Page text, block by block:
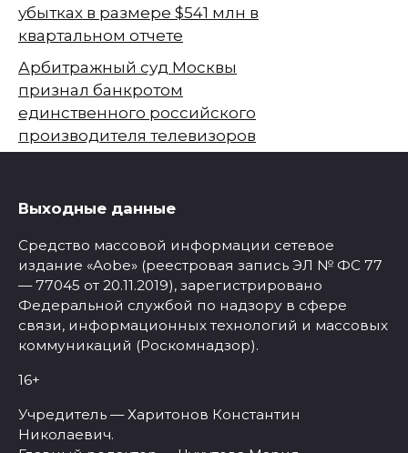
убытках в размере $541 млн в
квартальном отчете
Арбитражный суд Москвы
признал банкротом
единственного российского
производителя телевизоров
Выходные данные
Средство массовой информации сетевое
издание «Aobe» (реестровая запись ЭЛ № ФС 77
— 77045 от 20.11.2019), зарегистрировано
Федеральной службой по надзору в сфере
связи, информационных технологий и массовых
коммуникаций (Роскомнадзор).
16+
Учредитель — Харитонов Константин
Николаевич.